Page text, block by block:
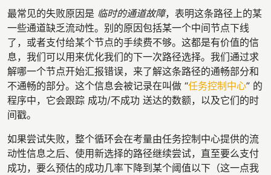
最常见的失败原因是 临时的通道故障，表明这条路径上的某
一些通道缺乏流动性。别的原因包括某一个中间节点下线
了，或者支付给某个节点的手续费不够。这都是有价值的信
息，我们可以用来优化我们的下一次路径选择。我们通过求
解哪一个节点开始汇报错误，来了解这条路径的通畅部分和
不通畅的部分。这个信息会被记录在叫做 “任务控制中心” 的
程序中，它会跟踪 成功/不成功 送达的数额，以及它们的时
间戳。
如果尝试失败，整个循环会在考量由任务控制中心提供的流
动性信息之后、使用新选择的路径继续尝试，直至要么支付
成功，要么预估的成功几率下降到某个阈值以下（这一点我